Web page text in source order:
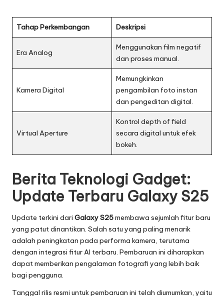
Tahap Perkembangan Deskripsi
Era Analog
Menggunakan film negatif
dan proses manual.
Kamera Digital
Memungkinkan
pengambilan foto instan
dan pengeditan digital.
Virtual Aperture
Kontrol depth of field
secara digital untuk efek
bokeh.
Berita Teknologi Gadget:
Update Terbaru Galaxy S25
Update terkini dari Galaxy S25membawa sejumlah fitur baru
yang patut dinantikan. Salah satu yang paling menarik
adalah peningkatan pada performa kamera, terutama
dengan integrasi fitur AI terbaru. Pembaruan ini diharapkan
dapat memberikan pengalaman fotografi yang lebih baik
bagi pengguna.
Tanggal rilis resmi untuk pembaruan ini telah diumumkan, yaitu